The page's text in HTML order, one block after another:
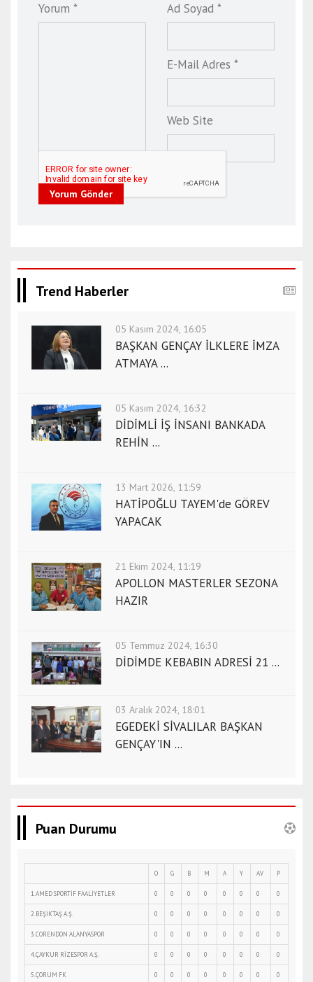
Yorum * Ad Soyad *
E-Mail Adres *
Web Site
Yorum Gönder
Trend Haberler
05 Kasım 2024, 16:05
BAŞKAN GENÇAY İLKLERE İMZA
ATMAYA ...
05 Kasım 2024, 16:32
DİDİMLİ İŞ İNSANI BANKADA
REHİN ...
13 Mart 2026, 11:59
HATİPOĞLU TAYEM'de GÖREV
YAPACAK
21 Ekim 2024, 11:19
APOLLON MASTERLER SEZONA
HAZIR
05 Temmuz 2024, 16:30
DİDİMDE KEBABIN ADRESİ 21 ...
03 Aralık 2024, 18:01
EGEDEKİ SİVALILAR BAŞKAN
GENÇAY'IN ...
Puan Durumu
O G B M A Y AV P
1.AMED SPORTİF FAALİYETLER 0 0 0 0 0 0 0 0
2.BEŞİKTAŞ A.Ş. 0 0 0 0 0 0 0 0
3.CORENDON ALANYASPOR 0 0 0 0 0 0 0 0
4.ÇAYKUR RİZESPOR A.Ş. 0 0 0 0 0 0 0 0
5.ÇORUM FK 0 0 0 0 0 0 0 0